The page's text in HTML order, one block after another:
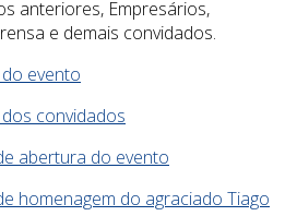
anteriores, Empresários,
e demais convidados.
evento
convidados
abertura do evento
homenagem do agraciado Tiago